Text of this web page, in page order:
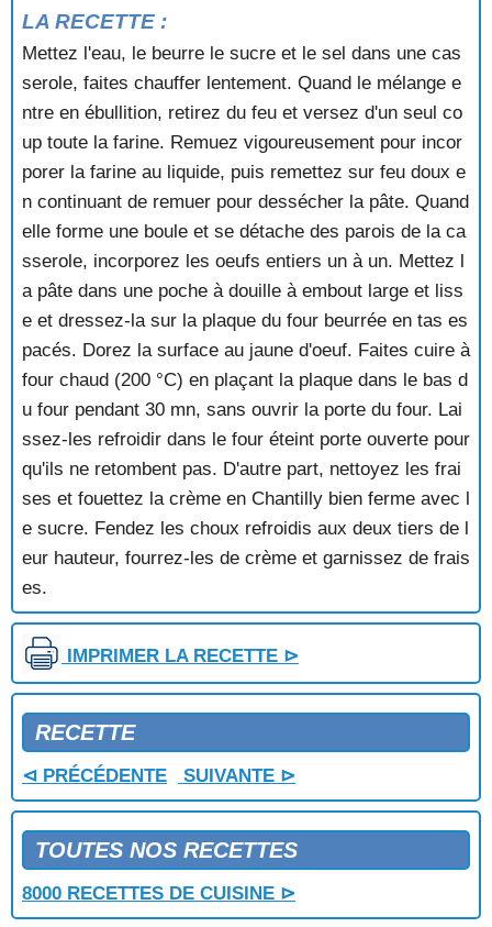
POIRES AU GINGEMBRE
POIRES AU RIZ
POIRES AUX FIGUES
POIRES AUX FRAMBOISES
POIRES BELLE HELENE
POIRES BRESILIENNES
POIRES CARAMELISEES A LA CREME
POIRES EN DOME
POIRES EN HABIT
POIRES EN HERISSON
POIRES FLAMBANTES
POIRES POCHEES A LA GELEE DE GROSEILLES
POMMES A LA CANNELLE
POMMES A LA GELEE DE COINGS
POMMES A LA PUREE DE MYRTILLES
POMMES A L'ALSACIENNE
POMMES A L'ARDECHOISE
POMMES AU CIDRE ET AUX NOIX
POMMES AU FOUR AU CARAMEL
POMMES AU FOUR AU MIEL
POMMES AU FOUR AUX NOIX ET AUX RAISINS
POMMES AU RIZ MERINGUEES
POMMES AUBERTIN
POMMES AUX NOIX
POMMES AUX RAISINS
POMMES CARAMELISEES
POMMES D'AMOUR
POMMES EN TIMBALE
POMMES FOURREES
POMMES LIMOUSINES
POMMES MERINGUEES
POMMES POCHEES A LA VANILLE
POMMES SABLEES
LA RECETTE :
Mettez l'eau, le beurre le sucre et le sel dans une cas
serole, faites chauffer lentement. Quand le mélange e
ntre en ébullition, retirez du feu et versez d'un seul co
up toute la farine. Remuez vigoureusement pour incor
porer la farine au liquide, puis remettez sur feu doux e
n continuant de remuer pour dessécher la pâte. Quand
elle forme une boule et se détache des parois de la ca
sserole, incorporez les oeufs entiers un à un. Mettez l
a pâte dans une poche à douille à embout large et liss
e et dressez-la sur la plaque du four beurrée en tas es
pacés. Dorez la surface au jaune d'oeuf. Faites cuire à
four chaud (200 °C) en plaçant la plaque dans le bas d
u four pendant 30 mn, sans ouvrir la porte du four. Lai
ssez-les refroidir dans le four éteint porte ouverte pour
qu'ils ne retombent pas. D'autre part, nettoyez les frai
ses et fouettez la crème en Chantilly bien ferme avec l
e sucre. Fendez les choux refroidis aux deux tiers de l
eur hauteur, fourrez-les de crème et garnissez de frais
es.
IMPRIMER LA RECETTE ⊳
RECETTE
⊲ PRÉCÉDENTE SUIVANTE ⊳
TOUTES NOS RECETTES
8000 RECETTES DE CUISINE ⊳